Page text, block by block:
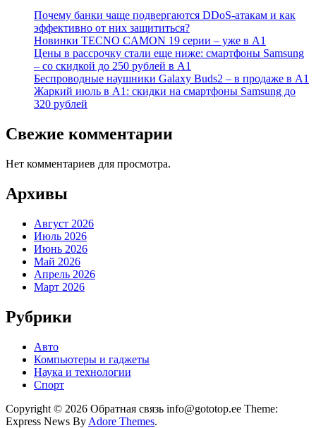
Почему банки чаще подвергаются DDoS-атакам и как
эффективно от них защититься?
Новинки TECNO CAMON 19 серии – уже в А1
Цены в рассрочку стали еще ниже: смартфоны Samsung
– со скидкой до 250 рублей в А1
Беспроводные наушники Galaxy Buds2 – в продаже в А1
Жаркий июль в А1: скидки на смартфоны Samsung до
320 рублей
Свежие комментарии
Нет комментариев для просмотра.
Архивы
Август 2026
Июль 2026
Июнь 2026
Май 2026
Апрель 2026
Март 2026
Рубрики
Авто
Компьютеры и гаджеты
Наука и технологии
Спорт
Copyright © 2026 Обратная связь info@gototop.ee Theme:
Express News By Adore Themes.